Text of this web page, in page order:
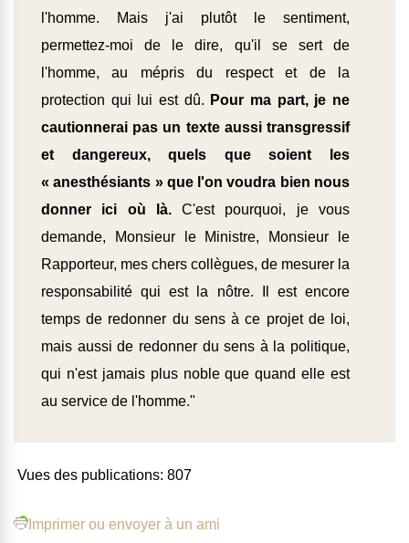
l'homme. Mais j'ai plutôt le sentiment,
permettez-moi de le dire, qu'il se sert de
l'homme, au mépris du respect et de la
protection qui lui est dû. Pour ma part, je ne
cautionnerai pas un texte aussi transgressif
et dangereux, quels que soient les
« anesthésiants » que l'on voudra bien nous
donner ici où là.C'est pourquoi, je vous
demande, Monsieur le Ministre, Monsieur le
Rapporteur, mes chers collègues, de mesurer la
responsabilité qui est la nôtre. Il est encore
temps de redonner du sens à ce projet de loi,
mais aussi de redonner du sens à la politique,
qui n'est jamais plus noble que quand elle est
au service de l'homme."
Vues des publications: 807
Imprimer ou envoyer à un ami